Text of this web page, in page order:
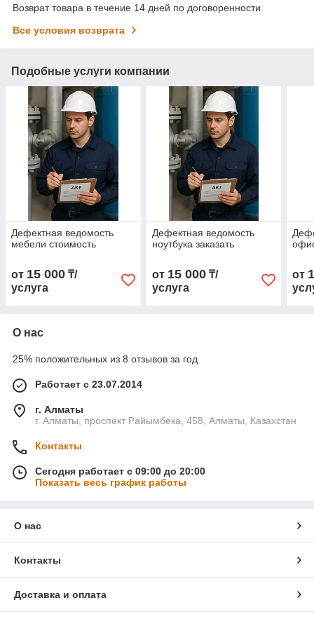
Возврат товара в течение 14 дней по договоренности
Все условия возврата
Подобные услуги компании
Дефектная ведомость
мебели стоимость
от 15 000 ₸/
услуга
Дефектная ведомость
ноутбука заказать
от 15 000₸/
услуга
от
О нас
25% положительных из 8 отзывов за год
Работает с 23.07.2014
г. Алматы
г. Алматы, проспект Райымбека, 458, Алматы, Казахстан
Контакты
Сегодня работает с 09:00 до 20:00
Показать весь график работы
О нас
Контакты
Доставка и оплата